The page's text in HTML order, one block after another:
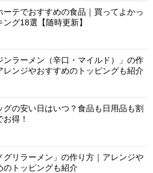
ーテでおすすめの食品｜買ってよかっ
ング18選【随時更新】
ンラーメン（辛口・マイルド）」の作
レンジやおすすめのトッピングも紹介
グの安い日はいつ？食品も日用品も割
得！
グリラーメン」の作り方｜アレンジや
のトッピングも紹介